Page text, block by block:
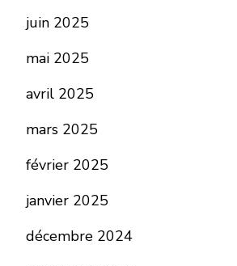
juin 2025
mai 2025
avril 2025
mars 2025
février 2025
janvier 2025
décembre 2024